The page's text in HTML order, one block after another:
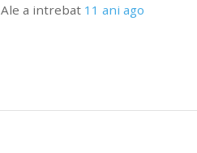
Ale a intrebat 11 ani ago